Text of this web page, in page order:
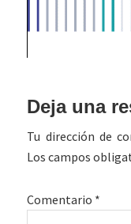
con
los
Deja una
Tu dirección de
Los campos
Comentario *